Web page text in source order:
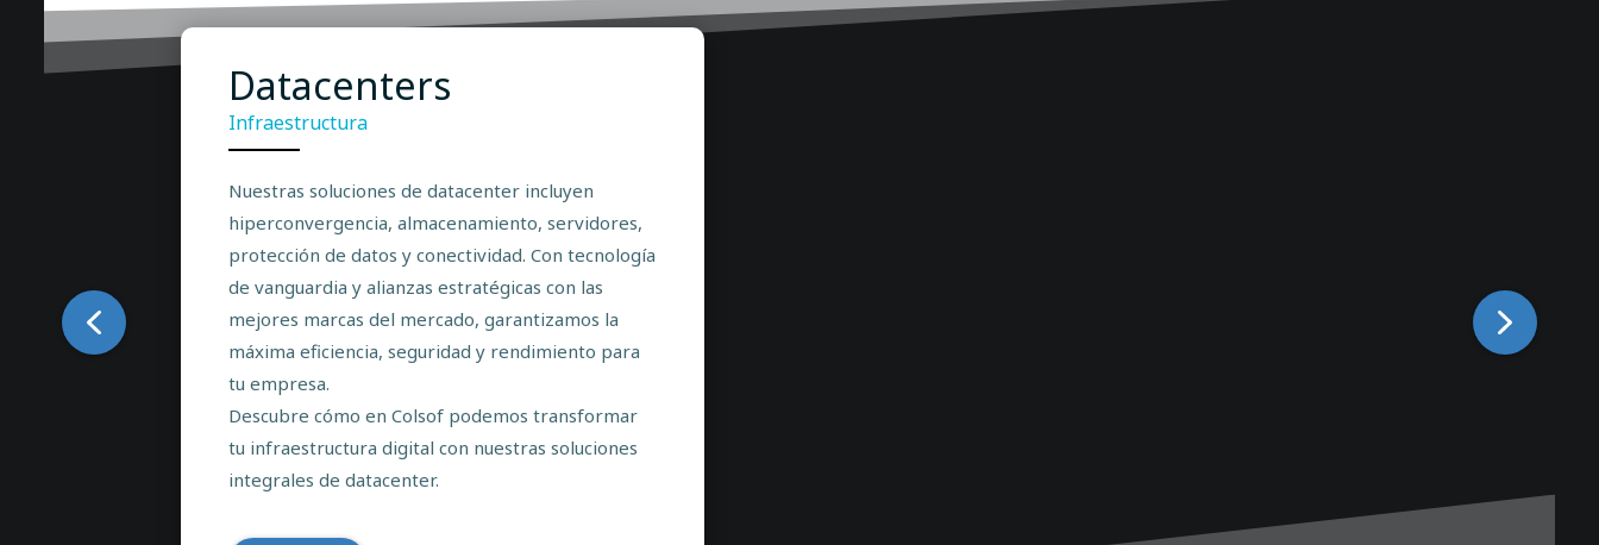
Datacenters
Infraestructura
Nuestras soluciones de datacenter incluyen
hiperconvergencia, almacenamiento, servidores,
protección de datos y conectividad. Con tecnología
de vanguardia y alianzas estratégicas con las
mejores marcas del mercado, garantizamos la
máxima eficiencia, seguridad y rendimiento para
tu empresa.
Descubre cómo en Colsof podemos transformar
tu infraestructura digital con nuestras soluciones
integrales de datacenter.